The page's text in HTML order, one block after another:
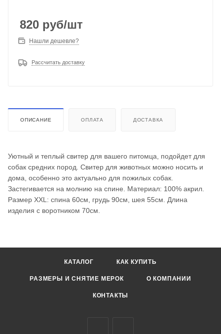
820 руб/шт
Нашли дешевле?
Рассчитать доставку
ОПИСАНИЕ ОПЛАТА ДОСТАВКА
Уютный и теплый свитер для вашего питомца, подойдет для
собак средних пород. Свитер для животных можно носить и
дома, особенно это актуально для пожилых собак.
Застегивается на молнию на спине. Материал: 100% акрил.
Размер XXL: спина 60см, грудь 90см, шея 55см. Длина
изделия с воротником 70см.
КАТАЛОГ КАК КУПИТЬ
РАЗМЕРЫ И СНЯТИЕ МЕРОК О КОМПАНИИ
КОНТАКТЫ